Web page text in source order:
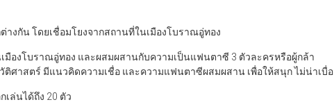
างกัน โดยเชื่อมโยงจากสถานที่ในเมืองโบราณอู่ทอง
เมืองโบราณอู่ทอง และผสมผสานกับความเป็นแฟนตาซี 3 ตัวละครหรือผู้กล้า
ติศาสตร์ มีแนวคิดความเชื่อ และความแฟนตาซีผสมผสาน เพื่อให้สนุก ไม่น่าเบื่อ
เล่นได้ถึง 20 ตัว